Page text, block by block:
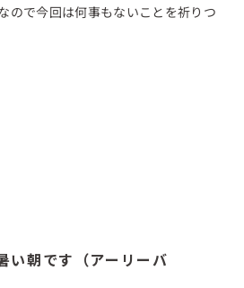
ので今回は何事もないことを祈りつ
い朝です（アーリーバ